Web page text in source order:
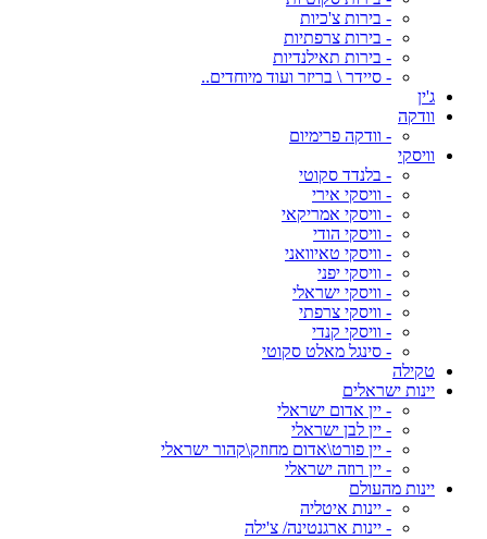
- בירות צ'כיות
- בירות צרפתיות
- בירות תאילנדיות
- סיידר \ בריזר ועוד מיוחדים..
ג'ין
וודקה
- וודקה פרימיום
וויסקי
- בלנדד סקוטי
- וויסקי אירי
- וויסקי אמריקאי
- וויסקי הודי
- וויסקי טאיוואני
- וויסקי יפני
- וויסקי ישראלי
- וויסקי צרפתי
- וויסקי קנדי
- סינגל מאלט סקוטי
טקילה
יינות ישראלים
- יין אדום ישראלי
- יין לבן ישראלי
- יין פורט\אדום מחוזק\קהור ישראלי
- יין רוזה ישראלי
יינות מהעולם
- יינות איטליה
- יינות ארגנטינה/ צ'ילה